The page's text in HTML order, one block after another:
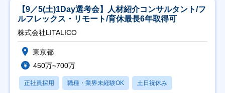
【9／5(土)1Day選考会】人材紹介コンサルタント/フ
ルフレックス・リモート/育休最長6年取得可
株式会社LITALICO
東京都
450万~700万
正社員採用 職種・業界未経験OK 土日祝休み